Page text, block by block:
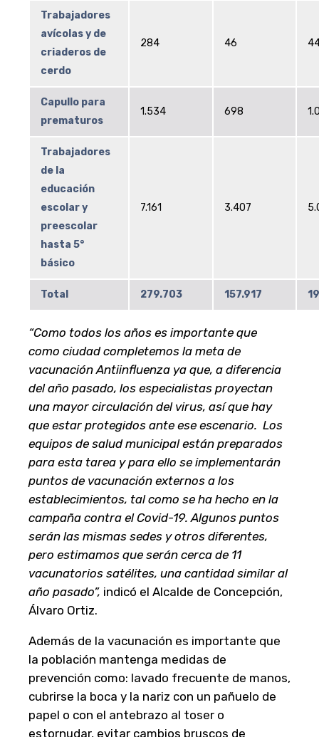
Trabajadores
avícolas y de
criaderos de
cerdo
284 46
Capullo para
prematuros
1.534 698
Trabajadores
de la
educación
escolar y
preescolar
hasta 5°
básico
7.161 3.407
Total 279.703 157.917
“Como todos los años es importante que
como ciudad completemos la meta de
vacunación Antiinfluenza ya que, a diferencia
del año pasado, los especialistas proyectan
una mayor circulación del virus, así que hay
que estar protegidos ante ese escenario. Los
equipos de salud municipal están preparados
para esta tarea y para ello se implementarán
puntos de vacunación externos a los
establecimientos, tal como se ha hecho en la
campaña contra el Covid-19. Algunos puntos
serán las mismas sedes y otros diferentes,
pero estimamos que serán cerca de 11
vacunatorios satélites, una cantidad similar al
año pasado”, indicó el Alcalde de Concepción,
Álvaro Ortiz.
Además de la vacunación es importante que
la población mantenga medidas de
prevención como: lavado frecuente de manos,
cubrirse la boca y la nariz con un pañuelo de
papel o con el antebrazo al toser o
estornudar, evitar cambios bruscos de